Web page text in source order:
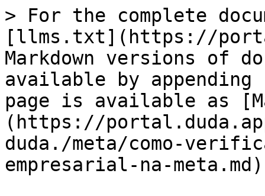
> For the complete
[llms.txt](https://
Markdown versions of
available by
page is available as
(https://
duda./meta/como-
empresarial-na-